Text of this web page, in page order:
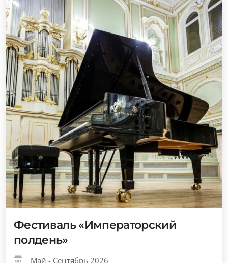
Фестиваль «Императорский
полдень»
Май - Сентябрь 2026